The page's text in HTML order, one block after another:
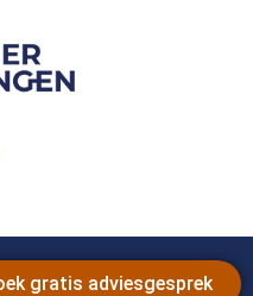
gratis adviesgesprek